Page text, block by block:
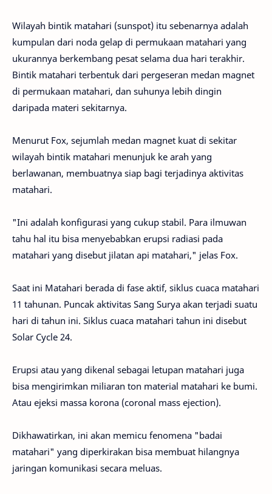
Wilayah bintik matahari (sunspot) itu sebenarnya adalah
kumpulan dari noda gelap di permukaan matahari yang
ukurannya berkembang pesat selama dua hari terakhir.
Bintik matahari terbentuk dari pergeseran medan magnet
di permukaan matahari, dan suhunya lebih dingin
daripada materi sekitarnya.
Menurut Fox, sejumlah medan magnet kuat di sekitar
wilayah bintik matahari menunjuk ke arah yang
berlawanan, membuatnya siap bagi terjadinya aktivitas
matahari.
"Ini adalah konfigurasi yang cukup stabil. Para ilmuwan
tahu hal itu bisa menyebabkan erupsi radiasi pada
matahari yang disebut jilatan api matahari," jelas Fox.
Saat ini Matahari berada di fase aktif, siklus cuaca matahari
11 tahunan. Puncak aktivitas Sang Surya akan terjadi suatu
hari di tahun ini. Siklus cuaca matahari tahun ini disebut
Solar Cycle 24.
Erupsi atau yang dikenal sebagai letupan matahari juga
bisa mengirimkan miliaran ton material matahari ke bumi.
Atau ejeksi massa korona (coronal mass ejection).
Dikhawatirkan, ini akan memicu fenomena "badai
matahari" yang diperkirakan bisa membuat hilangnya
jaringan komunikasi secara meluas.